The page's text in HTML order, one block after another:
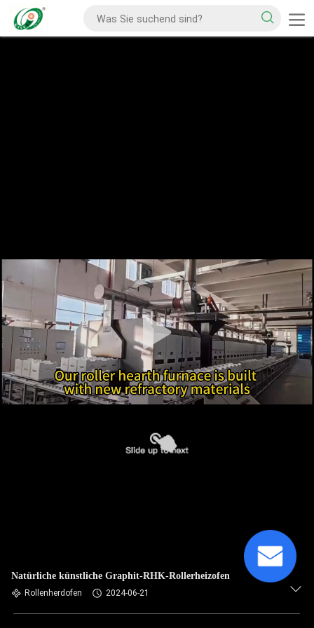
Natürliche künstliche Graphit-RHK-Rollerheizofen
Rollenherdofen 2024-06-21